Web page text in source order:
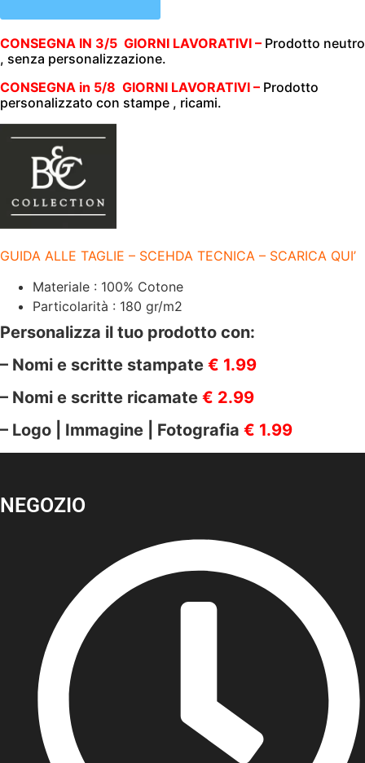
|
COTONE
|
GR/M2
|
B&C
|
BOTTONI
BCID001
NAVY
quantità
CONSEGNA IN 3/5 GIORNI LAVORATIVI – Prodotto neutro
, senza personalizzazione.
CONSEGNA in 5/8 GIORNI LAVORATIVI – Prodotto
personalizzato con stampe , ricami.
GUIDA ALLE TAGLIE – SCEHDA TECNICA – SCARICA QUI’
Materiale : 100% Cotone
Particolarità : 180 gr/m2
Personalizza il tuo prodotto con:
– Nomi e scritte stampate € 1.99
– Nomi e scritte ricamate € 2.99
– Logo | Immagine | Fotografia € 1.99
NEGOZIO